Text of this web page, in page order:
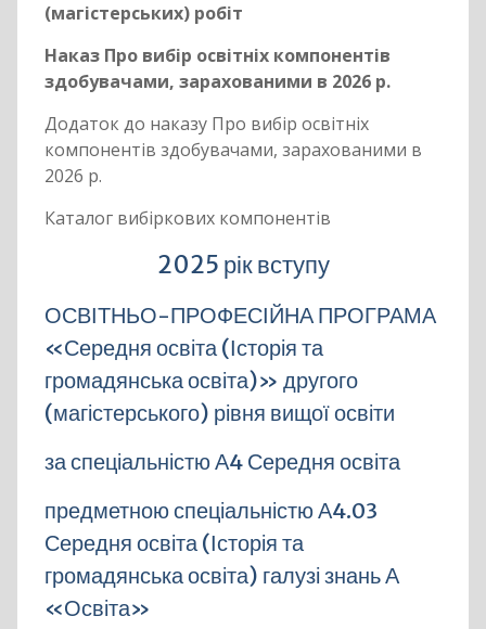
(магістерських) робіт
Наказ Про вибір освітніх компонентів
здобувачами, зарахованими в 2026 р.
Додаток до наказу Про вибір освітніх
компонентів здобувачами, зарахованими в
2026 р.
Каталог вибіркових компонентів
2025 рік вступу
ОСВІТНЬО-ПРОФЕСІЙНА ПРОГРАМА
«Середня освіта (Історія та
громадянська освіта)» другого
(магістерського) рівня вищої освіти
за спеціальністю А4 Середня освіта
предметною спеціальністю А4.03
Середня освіта (Історія та
громадянська освіта) галузі знань А
«Освіта»